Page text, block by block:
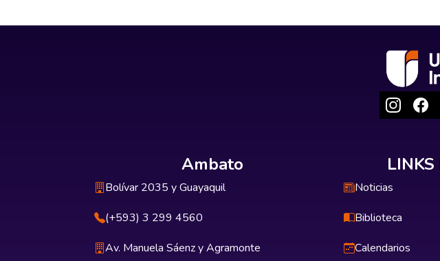
Ambato
Bolívar 2035 y Guayaquil
(+593) 3 299 4560
Av. Manuela Sáenz y Agramonte
LINKS
Noticias
Biblioteca
Calendarios